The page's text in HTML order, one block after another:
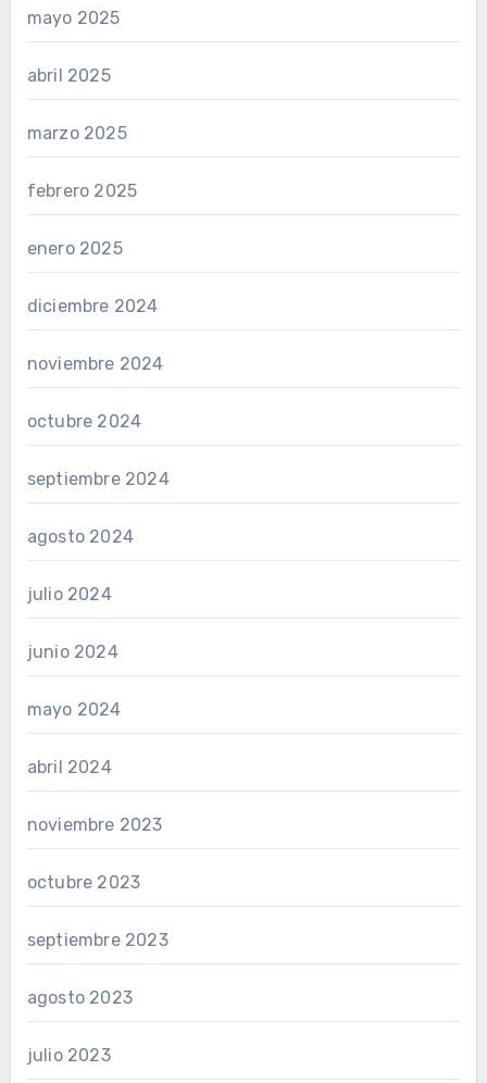
mayo 2025
abril 2025
marzo 2025
febrero 2025
enero 2025
diciembre 2024
noviembre 2024
octubre 2024
septiembre 2024
agosto 2024
julio 2024
junio 2024
mayo 2024
abril 2024
noviembre 2023
octubre 2023
septiembre 2023
agosto 2023
julio 2023